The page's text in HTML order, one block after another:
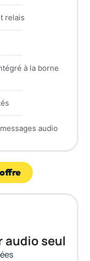
relais
à la borne
audio
audio seul